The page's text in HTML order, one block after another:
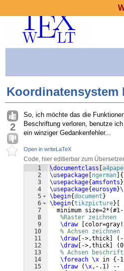
2
So, ich möchte das die
Beschriftung verloren, benutze
ein winziger Gedankenfehler...
Open in writeLaTeX
Code, hier editierbar zum
1
2
3
4
5
6
7
8
9
10
11
12
13
14
15
\documentclass
\usepackage ngerman {
\usepackage{amsfonts }
\usepackage{eurosym}
\begin{document }
\begin{tikzpicture}
  minimum size=2*
(
%Raster zeichnen
\draw
% Achsen zeichnen
\draw[ ->,thick (
\draw[ ->,thick (
% Achsen
\foreach \x in { -
\draw
(\x,-.1) --